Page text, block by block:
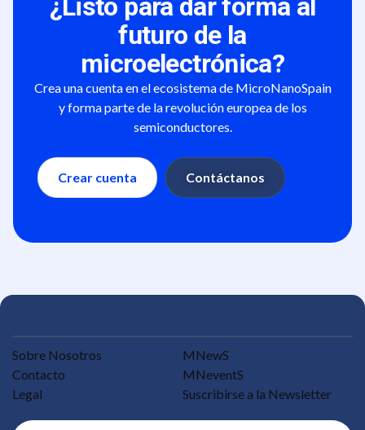
¿Listo para dar forma al
futuro de la
microelectrónica?
Crea una cuenta en el ecosistema de MicroNanoSpain
y forma parte de la revolución europea de los
semiconductores.
Crear cuenta Contáctanos
Sobre Nosotros
Contacto
Legal
MNewS
MNeventS
Suscribirse a la Newsletter